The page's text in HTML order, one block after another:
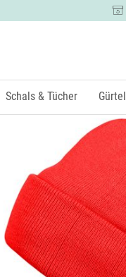
Schals & Tücher Gürtel